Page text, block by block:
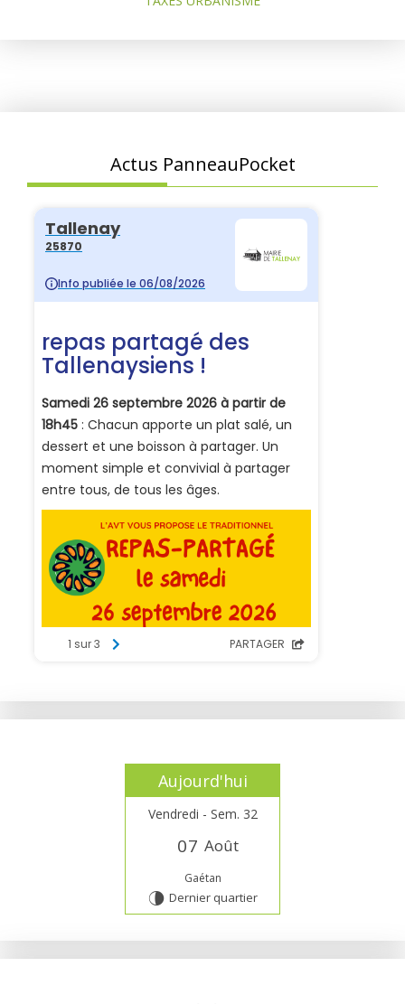
Actus PanneauPocket
Aujourd'hui
Vendredi - Sem. 32
07 Août
Gaétan
U Dernier quartier